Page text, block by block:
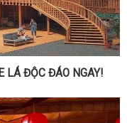
LÁ ĐỘC ĐÁO NGAY!